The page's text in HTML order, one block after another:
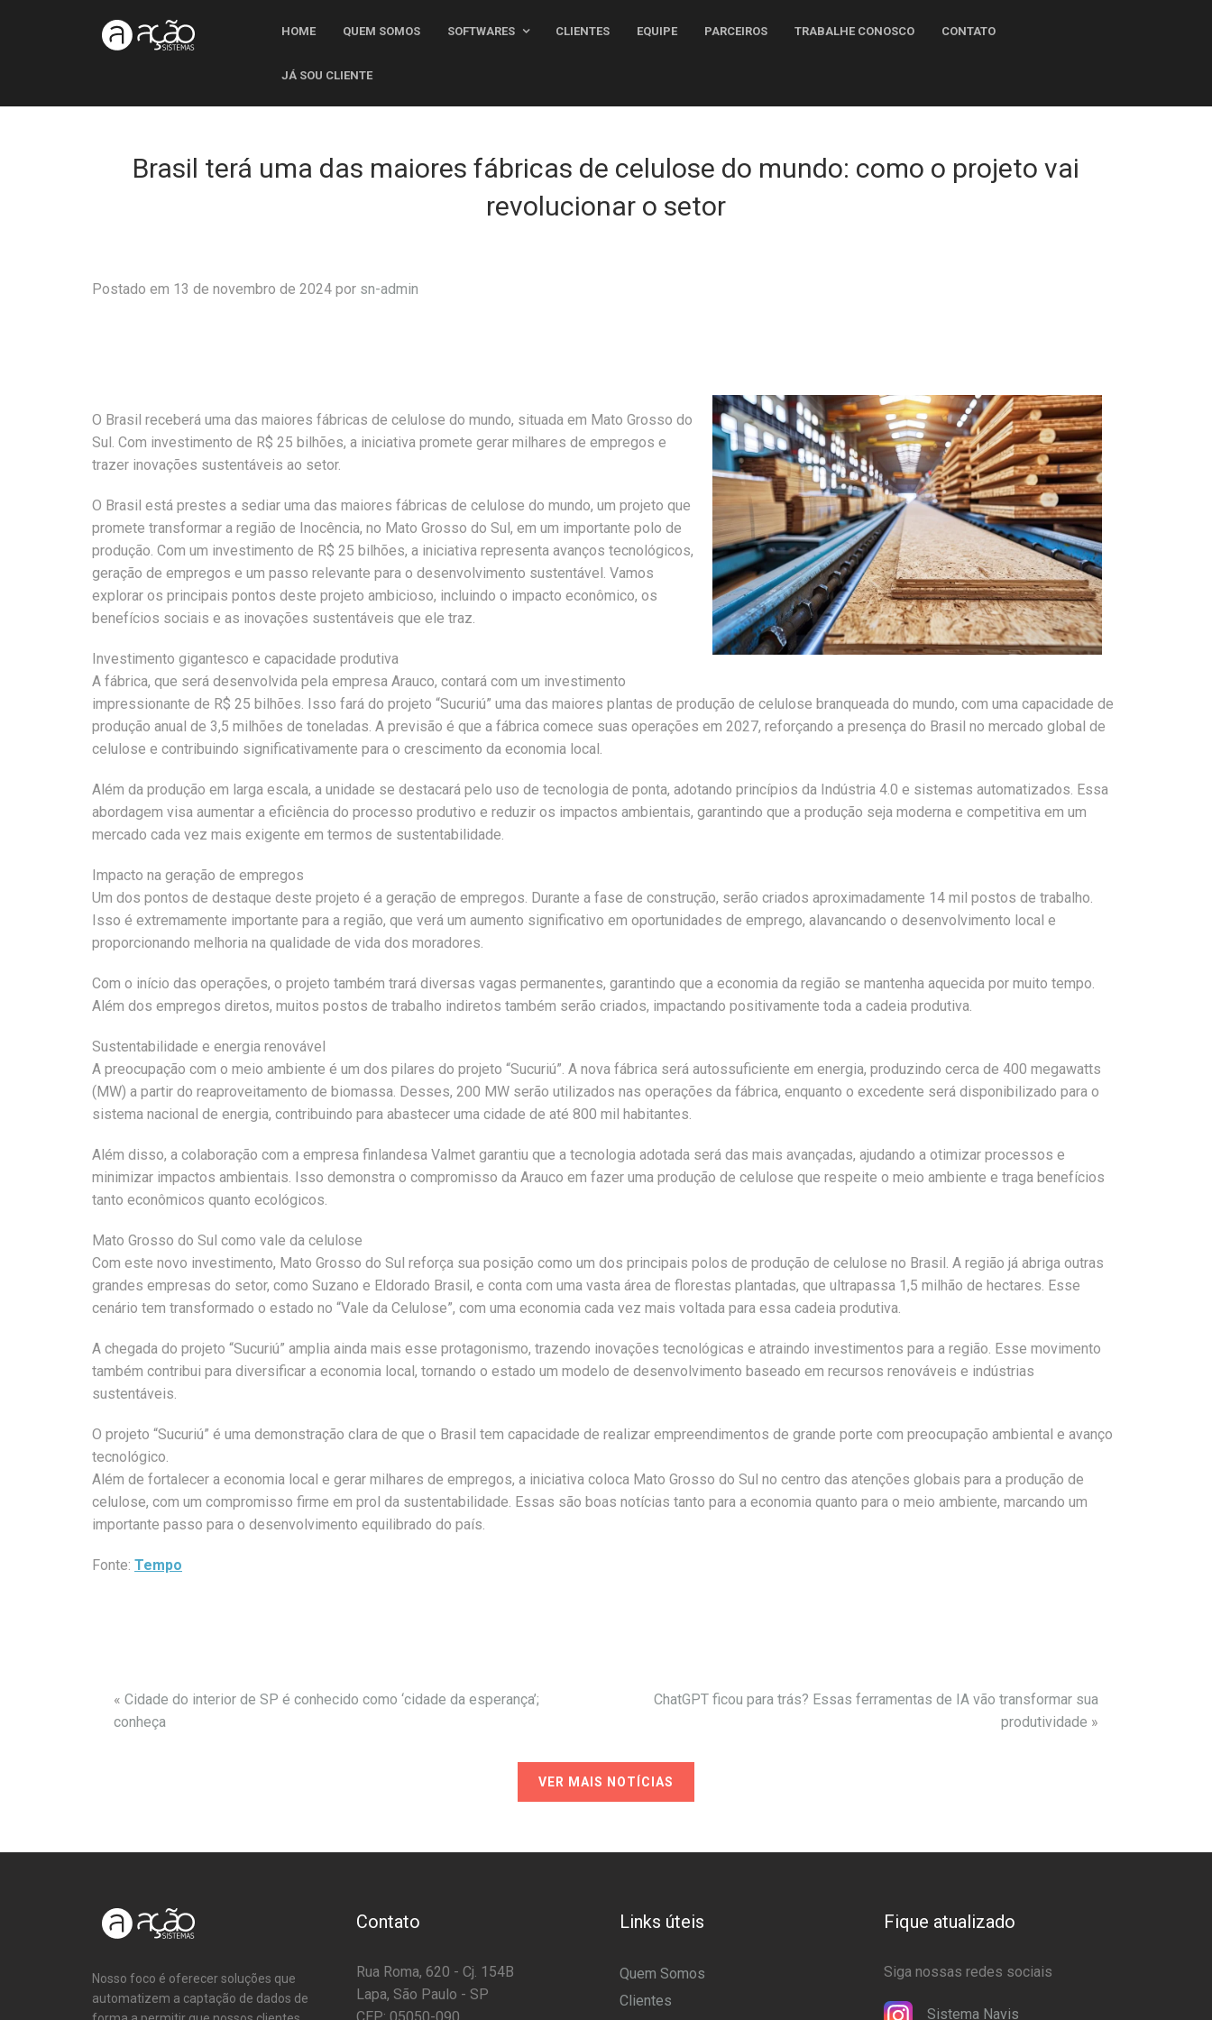
HOME QUEM SOMOS SOFTWARES CLIENTES EQUIPE PARCEIROS TRABALHE CONOSCO CONTATO
JÁ SOU CLIENTE
Brasil terá uma das maiores fábricas de celulose do mundo: como o projeto vai
revolucionar o setor
Postado em 13 de novembro de 2024 por sn-admin
O Brasil receberá uma das maiores fábricas de celulose do mundo, situada em Mato Grosso do
Sul. Com investimento de R$ 25 bilhões, a iniciativa promete gerar milhares de empregos e
trazer inovações sustentáveis ao setor.
O Brasil está prestes a sediar uma das maiores fábricas de celulose do mundo, um projeto que
promete transformar a região de Inocência, no Mato Grosso do Sul, em um importante polo de
produção. Com um investimento de R$ 25 bilhões, a iniciativa representa avanços tecnológicos,
geração de empregos e um passo relevante para o desenvolvimento sustentável. Vamos
explorar os principais pontos deste projeto ambicioso, incluindo o impacto econômico, os
benefícios sociais e as inovações sustentáveis que ele traz.
Investimento gigantesco e capacidade produtiva
A fábrica, que será desenvolvida pela empresa Arauco, contará com um investimento
impressionante de R$ 25 bilhões. Isso fará do projeto “Sucuriú” uma das maiores plantas de produção de celulose branqueada do mundo, com uma capacidade de
produção anual de 3,5 milhões de toneladas. A previsão é que a fábrica comece suas operações em 2027, reforçando a presença do Brasil no mercado global de
celulose e contribuindo significativamente para o crescimento da economia local.
Além da produção em larga escala, a unidade se destacará pelo uso de tecnologia de ponta, adotando princípios da Indústria 4.0 e sistemas automatizados. Essa
abordagem visa aumentar a eficiência do processo produtivo e reduzir os impactos ambientais, garantindo que a produção seja moderna e competitiva em um
mercado cada vez mais exigente em termos de sustentabilidade.
Impacto na geração de empregos
Um dos pontos de destaque deste projeto é a geração de empregos. Durante a fase de construção, serão criados aproximadamente 14 mil postos de trabalho.
Isso é extremamente importante para a região, que verá um aumento significativo em oportunidades de emprego, alavancando o desenvolvimento local e
proporcionando melhoria na qualidade de vida dos moradores.
Com o início das operações, o projeto também trará diversas vagas permanentes, garantindo que a economia da região se mantenha aquecida por muito tempo.
Além dos empregos diretos, muitos postos de trabalho indiretos também serão criados, impactando positivamente toda a cadeia produtiva.
Sustentabilidade e energia renovável
A preocupação com o meio ambiente é um dos pilares do projeto “Sucuriú”. A nova fábrica será autossuficiente em energia, produzindo cerca de 400 megawatts
(MW) a partir do reaproveitamento de biomassa. Desses, 200 MW serão utilizados nas operações da fábrica, enquanto o excedente será disponibilizado para o
sistema nacional de energia, contribuindo para abastecer uma cidade de até 800 mil habitantes.
Além disso, a colaboração com a empresa finlandesa Valmet garantiu que a tecnologia adotada será das mais avançadas, ajudando a otimizar processos e
minimizar impactos ambientais. Isso demonstra o compromisso da Arauco em fazer uma produção de celulose que respeite o meio ambiente e traga benefícios
tanto econômicos quanto ecológicos.
Mato Grosso do Sul como vale da celulose
Com este novo investimento, Mato Grosso do Sul reforça sua posição como um dos principais polos de produção de celulose no Brasil. A região já abriga outras
grandes empresas do setor, como Suzano e Eldorado Brasil, e conta com uma vasta área de florestas plantadas, que ultrapassa 1,5 milhão de hectares. Esse
cenário tem transformado o estado no “Vale da Celulose”, com uma economia cada vez mais voltada para essa cadeia produtiva.
A chegada do projeto “Sucuriú” amplia ainda mais esse protagonismo, trazendo inovações tecnológicas e atraindo investimentos para a região. Esse movimento
também contribui para diversificar a economia local, tornando o estado um modelo de desenvolvimento baseado em recursos renováveis e indústrias
sustentáveis.
O projeto “Sucuriú” é uma demonstração clara de que o Brasil tem capacidade de realizar empreendimentos de grande porte com preocupação ambiental e avanço
tecnológico.
Além de fortalecer a economia local e gerar milhares de empregos, a iniciativa coloca Mato Grosso do Sul no centro das atenções globais para a produção de
celulose, com um compromisso firme em prol da sustentabilidade. Essas são boas notícias tanto para a economia quanto para o meio ambiente, marcando um
importante passo para o desenvolvimento equilibrado do país.
Fonte: Tempo
« Cidade do interior de SP é conhecido como ‘cidade da esperança’;
conheça
ChatGPT ficou para trás? Essas ferramentas de IA vão transformar sua
produtividade »
VER MAIS NOTÍCIAS
Nosso foco é oferecer soluções que
automatizem a captação de dados de
Contato
Rua Roma, 620 - Cj. 154B
Lapa, São Paulo - SP
Links úteis
Quem Somos
Clientes
Fique atualizado
Siga nossas redes sociais
Sistema Navis